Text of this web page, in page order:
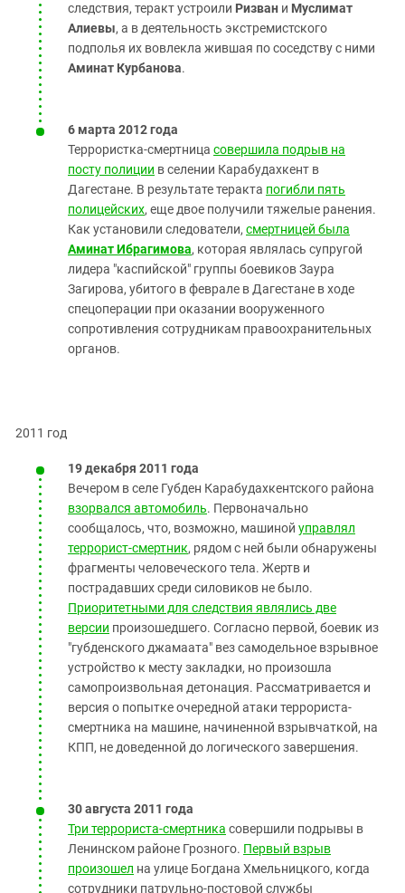
следствия, теракт устроили Ризван и Муслимат
Алиевы, а в деятельность экстремистского
подполья их вовлекла жившая по соседству с ними
Аминат Курбанова.
6 марта 2012 года
Террористка-смертница совершила подрыв на
посту полиции в селении Карабудахкент в
Дагестане. В результате теракта погибли пять
полицейских, еще двое получили тяжелые ранения.
Как установили следователи, смертницей была
Аминат Ибрагимова, которая являлась супругой
лидера "каспийской" группы боевиков Заура
Загирова, убитого в феврале в Дагестане в ходе
спецоперации при оказании вооруженного
сопротивления сотрудникам правоохранительных
органов.
2011 год
19 декабря 2011 года
Вечером в селе Губден Карабудахкентского района
взорвался автомобиль. Первоначально
сообщалось, что, возможно, машиной управлял
террорист-смертник, рядом с ней были обнаружены
фрагменты человеческого тела. Жертв и
пострадавших среди силовиков не было.
Приоритетными для следствия являлись две
версии произошедшего. Согласно первой, боевик из
"губденского джамаата" вез самодельное взрывное
устройство к месту закладки, но произошла
самопроизвольная детонация. Рассматривается и
версия о попытке очередной атаки террориста-
смертника на машине, начиненной взрывчаткой, на
КПП, не доведенной до логического завершения.
30 августа 2011 года
Три террориста-смертника совершили подрывы в
Ленинском районе Грозного. Первый взрыв
произошел на улице Богдана Хмельницкого, когда
сотрудники патрульно-постовой службы